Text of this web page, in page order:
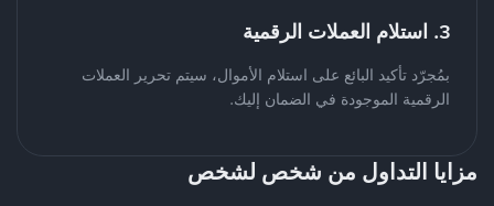
3. استلام العملات الرقمية
بمُجرّد تأكيد البائع على استلام الأموال، سيتم تحرير العملات
الرقمية الموجودة في الضمان إليك.
مزايا التداول من شخص لشخص